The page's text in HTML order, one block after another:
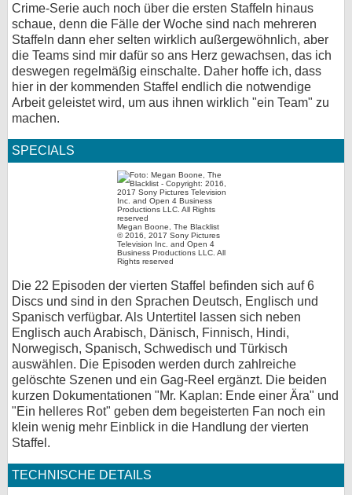
Crime-Serie auch noch über die ersten Staffeln hinaus
schaue, denn die Fälle der Woche sind nach mehreren
Staffeln dann eher selten wirklich außergewöhnlich, aber
die Teams sind mir dafür so ans Herz gewachsen, das ich
deswegen regelmäßig einschalte. Daher hoffe ich, dass
hier in der kommenden Staffel endlich die notwendige
Arbeit geleistet wird, um aus ihnen wirklich "ein Team" zu
machen.
SPECIALS
Megan Boone, The Blacklist
© 2016, 2017 Sony Pictures
Television Inc. and Open 4
Business Productions LLC. All
Rights reserved
Die 22 Episoden der vierten Staffel befinden sich auf 6
Discs und sind in den Sprachen Deutsch, Englisch und
Spanisch verfügbar. Als Untertitel lassen sich neben
Englisch auch Arabisch, Dänisch, Finnisch, Hindi,
Norwegisch, Spanisch, Schwedisch und Türkisch
auswählen. Die Episoden werden durch zahlreiche
gelöschte Szenen und ein Gag-Reel ergänzt. Die beiden
kurzen Dokumentationen "Mr. Kaplan: Ende einer Ära" und
"Ein helleres Rot" geben dem begeisterten Fan noch ein
klein wenig mehr Einblick in die Handlung der vierten
Staffel.
TECHNISCHE DETAILS